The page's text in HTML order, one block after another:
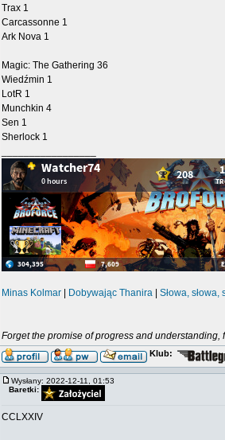
Trax 1
Carcassonne 1
Ark Nova 1
Magic: The Gathering 36
Wiedźmin 1
LotR 1
Munchkin 4
Sen 1
Sherlock 1
Minas Kolmar Dobywając Thanira Słowa, słowa,
Forget the promise of progress and
Klub:
Wysłany: 2022-12-11, 01:53
Baretki:
CCLXXIV